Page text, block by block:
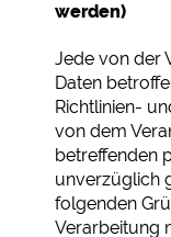
werden)
Jede von der
Daten
Richtlinien-
von dem
betreffenden
unverzüglich
folgenden
Verarbeitung